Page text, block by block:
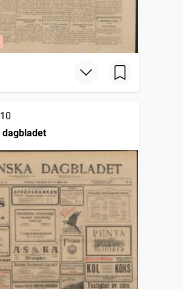
dagbladet